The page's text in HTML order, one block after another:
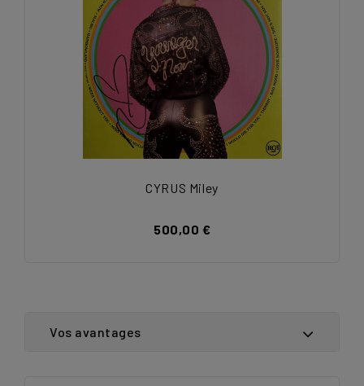
CYRUS Miley
500,00 €
Vos avantages